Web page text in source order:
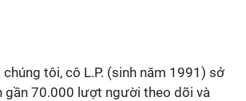
tôi, cô L.P. (sinh năm 1991) sở
gần 70.000 lượt người theo dõi và